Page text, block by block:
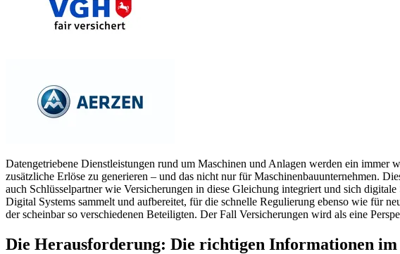
Datengetriebene Dienstleistungen rund um Maschinen und Anlagen werden ein
zusätzliche Erlöse zu generieren – und das nicht nur für Maschinenbauunternehmen.
auch Schlüsselpartner wie Versicherungen in diese Gleichung integriert und sich
Digital Systems sammelt und aufbereitet, für die schnelle Regulierung ebenso wie für
der scheinbar so verschiedenen Beteiligten. Der Fall Versicherungen wird als eine
Die Herausforderung: Die richtigen Informationen